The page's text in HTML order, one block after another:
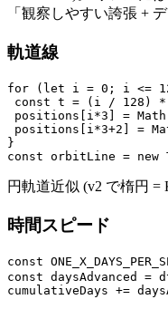
「観察しやすい誇張 +
軌道線
for (let i = 0; i <=
const t = (i / 128) *
positions[i*3] =
positions[i*3+2] =
}
円軌道近似 (v2 で楕円 =
時間スピード
const
const daysAdvanced = dt
cumulativeDays +=